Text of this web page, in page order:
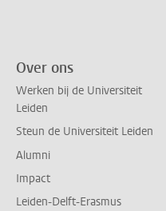
Over ons
Werken bij de Universiteit
Leiden
Steun de Universiteit Leiden
Alumni
Impact
Leiden-Delft-Erasmus